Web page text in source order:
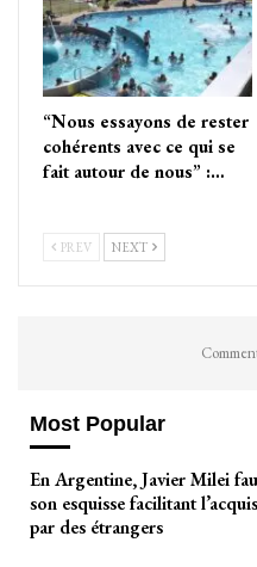
“Nous essayons de rester
cohérents avec ce qui se
fait autour de nous” :…
PREV NEXT
Most Popular
En Argentine, Javier Milei
son esquisse facilitant
par des étrangers